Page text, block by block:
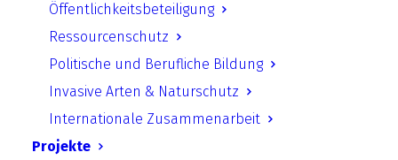
Öffentlichkeitsbeteiligung
Ressourcenschutz
Politische und Berufliche Bildung
Invasive Arten & Naturschutz
Internationale Zusammenarbeit
Projekte
des UfU zum
Planungssicherstellungsgeset
z
by Stolpe